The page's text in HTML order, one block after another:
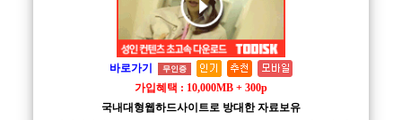
바로가기 무인증
가입혜택 : 10,000MB + 300p
국내대형웹하드사이트로 방대한 자료보유